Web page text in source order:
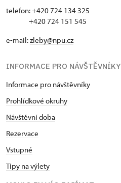
telefon: +420 724 134 325
+420 724 151 545
e-mail:zleby@npu.cz
INFORMACE PRO NÁVŠTĚVNÍKY
Informace pro návštěvníky
Prohlídkové okruhy
Návštěvní doba
Rezervace
Vstupné
Tipy na výlety